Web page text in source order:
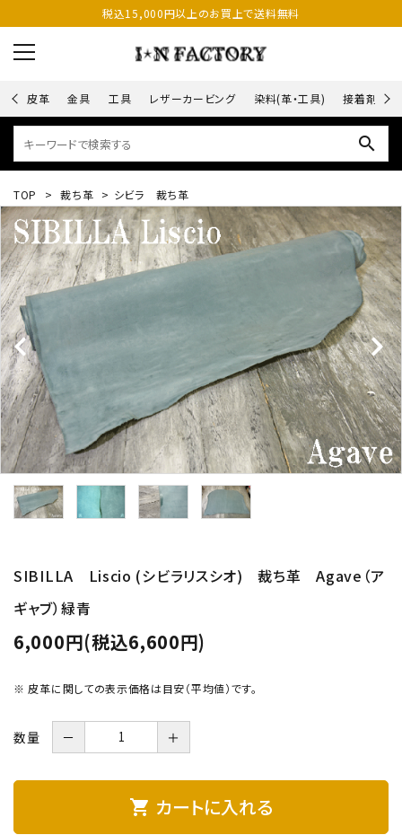
税込15,000円以上のお買上で送料無料
皮革 金具 工具 レザーカービング 染料(革・工具) 接着剤
search
TOP > 裁ち革 > シビラ 裁ち革
SIBILLA Liscio (シビラリスシオ) 裁ち革 Agave（ア
ギャブ）緑青
6,000円(税込6,600円)
※ 皮革に関しての表示価格は目安（平均値）です。
数量 － ＋
shopping_cart カートに入れる